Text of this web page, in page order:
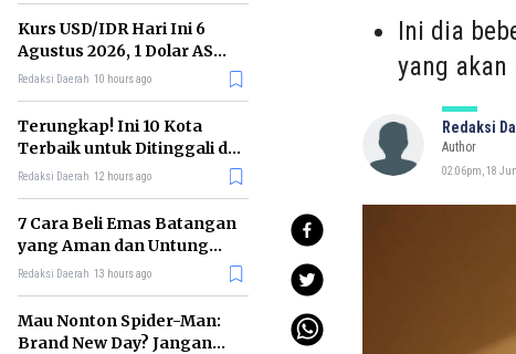
Kurs USD/IDR Hari Ini 6
Agustus 2026, 1 Dolar AS
Kini Berapa Rupiah?
Redaksi Daerah 10 hours ago
Terungkap! Ini 10 Kota
Terbaik untuk Ditinggali di
Dunia Tahun 2026
Redaksi Daerah 12 hours ago
7 Cara Beli Emas Batangan
yang Aman dan Untung
untuk Pemula
Redaksi Daerah 13 hours ago
Mau Nonton Spider-Man:
Brand New Day? Jangan
Ini dia
yang
Redaksi
Author
02:06pm, 18